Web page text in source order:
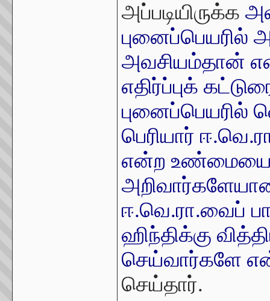
அப்படியிருக்க
புனைப்பெயரில்
அவசியம்தான்
எதிர்ப்புக்
புனைப்பெயரில்
பெரியார்
என்ற உண்மையை
ஈ.வெ.ரா.வைப்
ஹிந்திக்கு
செய்வார்களே
செய்தார்.